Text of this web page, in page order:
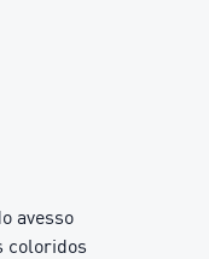
avesso
coloridos